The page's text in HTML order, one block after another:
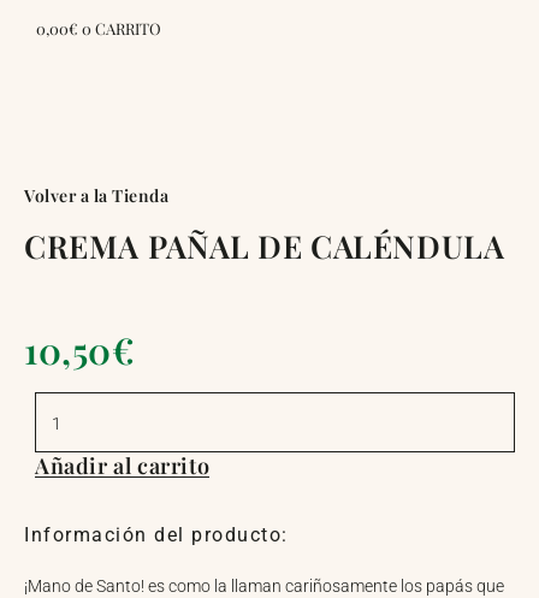
0,00€ 0 CARRITO
Volver a la Tienda
CREMA PAÑAL DE CALÉNDULA
10,50€
CREMA
PAÑAL
CALÉNDULA
cantidad
Añadir al carrito
Información del producto:
¡Mano de Santo! es como la llaman cariñosamente los papás que